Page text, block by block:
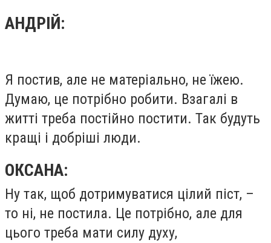
АНДРІЙ:
Я постив, але не матеріально, не їжею.
Думаю, це потрібно робити. Взагалі в
житті треба постійно постити. Так будуть
кращі і добріші люди.
ОКСАНА:
Ну так, щоб дотримуватися цілий піст, –
то ні, не постила. Це потрібно, але для
цього треба мати силу духу,